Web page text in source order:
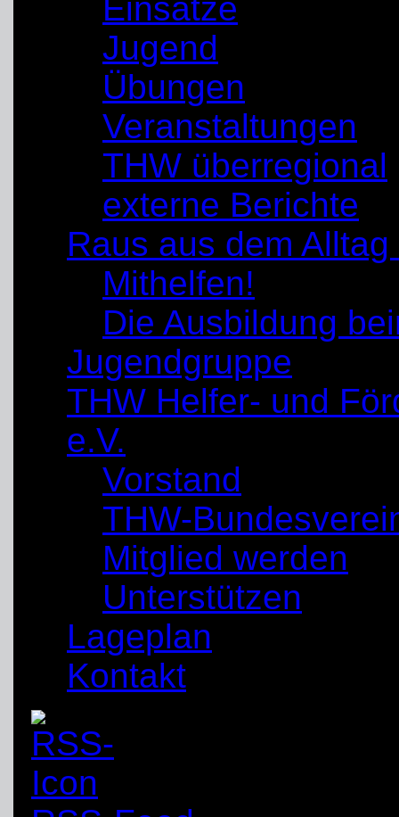
Einsätze
Jugend
Übungen
Veranstaltungen
THW überregional
externe Berichte
Raus aus dem
Mithelfen!
Die Ausbildung
Jugendgruppe
THW Helfer- und
e.V.
Vorstand
THW-
Mitglied werden
Unterstützen
Lageplan
Kontakt